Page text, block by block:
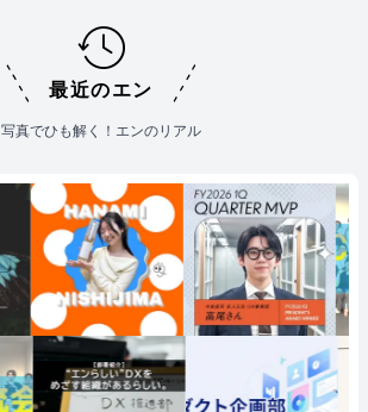
最近のエン
写真でひも解く！エンのリアル